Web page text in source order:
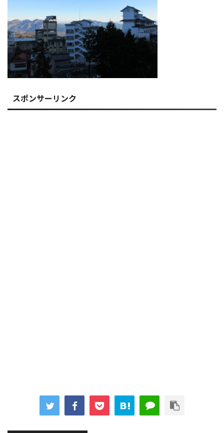
スポンサーリンク